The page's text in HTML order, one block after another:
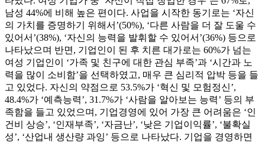
남성 44%에 비해 높은 편이다. 사업을 시작한 동기로는 ‘자신
의 가치를 증명하기 위해서’(50%), ‘다른 사람을 더 잘 도울 수
있어서’(38%), ‘자신의 능력을 발휘할 수 있어서’(36%) 등으로
나타났으며 반면, 기업인이 된 후 치른 대가로는 60%가 넘는
여성 기업인이 ‘가족 및 친구에 대한 관심 부족’과 ‘시간과 노
력을 많이 소비함’을 선택하였고, 매우 큰 심리적 압박 등을 들
고 있었다. 자신의 약점으로 53.5%가 ‘혁신 및 모험정신’,
48.4%가 ‘예측능력’, 31.7%가 ‘사람을 알아보는 능력’ 등의 부
족함을 들고 있었으며, 기업경영에 있어 가장 큰 어려움은 ‘인
건비 상승’, ‘인재부족’, ‘자금난’, ‘낮은 기업이익률’, ‘불확실
성’, ‘산업내 생산량 과잉’ 등으로 나타났다. 기업을 경영하면